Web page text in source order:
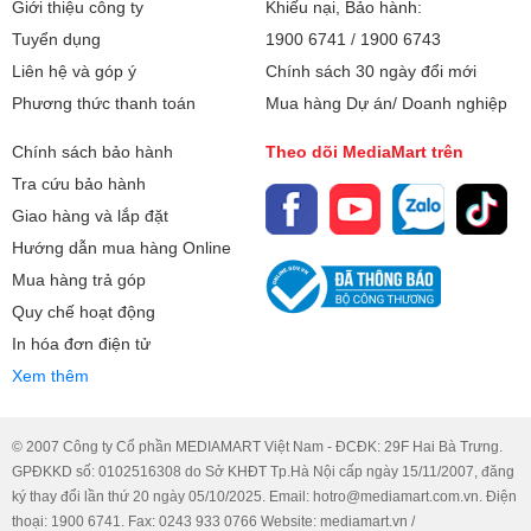
Điểm số giấc ngủ là một tính năng mới có thể giúp người dùng
Apple Watch hiểu rõ về chất lượng giấc ngủ của mình và cách để
Giới thiệu công ty
Tuyển dụng
Liên hệ và góp ý
Phương thức thanh toán
Khiếu nại, Bảo hành:
1900 6741 / 1900 6743
Chính sách 30 ngày đổi mới
Mua hàng Dự án/ Doanh nghiệp
Chính sách bảo hành
Tra cứu bảo hành
Giao hàng và lắp đặt
Hướng dẫn mua hàng Online
Mua hàng trả góp
Quy chế hoạt động
In hóa đơn điện tử
Xem thêm
Theo dõi MediaMart trên
© 2007 Công ty Cổ phần MEDIAMART Việt Nam - ĐCĐK: 29F Hai Bà Trưng.
GPĐKKD số: 0102516308 do Sở KHĐT Tp.Hà Nội cấp ngày 15/11/2007, đăng
ký thay đổi lần thứ 20 ngày 05/10/2025. Email: hotro@mediamart.com.vn. Điện
thoại: 1900 6741. Fax: 0243 933 0766 Website: mediamart.vn /